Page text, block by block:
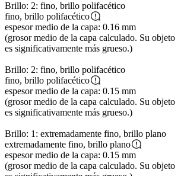
Brillo: 2: fino, brillo polifacético
fino, brillo polifacético
espesor medio de la capa: 0.16 mm
(grosor medio de la capa calculado. Su objeto
es significativamente más grueso.)
Brillo: 2: fino, brillo polifacético
fino, brillo polifacético
espesor medio de la capa: 0.15 mm
(grosor medio de la capa calculado. Su objeto
es significativamente más grueso.)
Brillo: 1: extremadamente fino, brillo plano
extremadamente fino, brillo plano
espesor medio de la capa: 0.15 mm
(grosor medio de la capa calculado. Su objeto